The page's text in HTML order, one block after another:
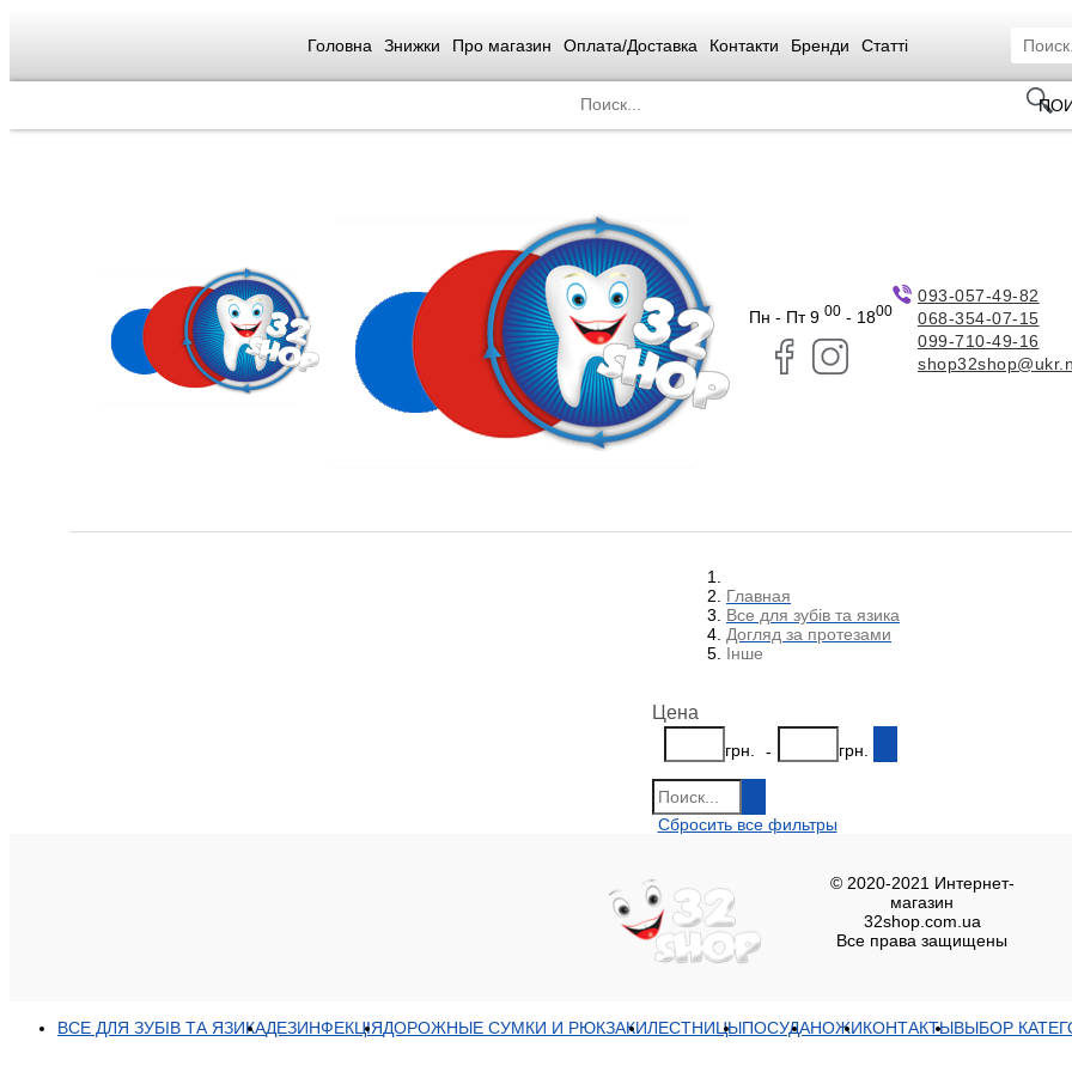
Головна Знижки Про магазин Оплата/Доставка Контакти Бренди Статті
Пн - Пт 9 00 - 1800
093-057-49-82
068-354-07-15
099-710-49-16
Главная
Все для зубів та язика
Догляд за протезами
Інше
Цена
грн. - грн.
Показать всё
Свернуть
Сбросить все фильтры
© 2020-2021 Интернет-
магазин
32shop.com.ua
Все права защищены
ВСЕ ДЛЯ ЗУБІВ ТА ЯЗИКАДЕЗИНФЕКЦІЯДОРОЖНЫЕ СУМКИ И РЮКЗАКИЛЕСТНИЦЫПОСУДАНОЖИКОНТАКТЫВЫБОР